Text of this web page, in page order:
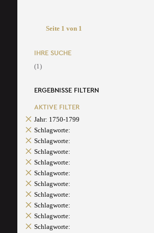
Seite 1 von 1
IHRE SUCHE
(1)
ERGEBNISSE FILTERN
AKTIVE FILTER
Jahr: 1750-1799
Schlagworte:
Schlagworte:
Schlagworte:
Schlagworte:
Schlagworte:
Schlagworte:
Schlagworte:
Schlagworte:
Schlagworte:
Schlagworte: